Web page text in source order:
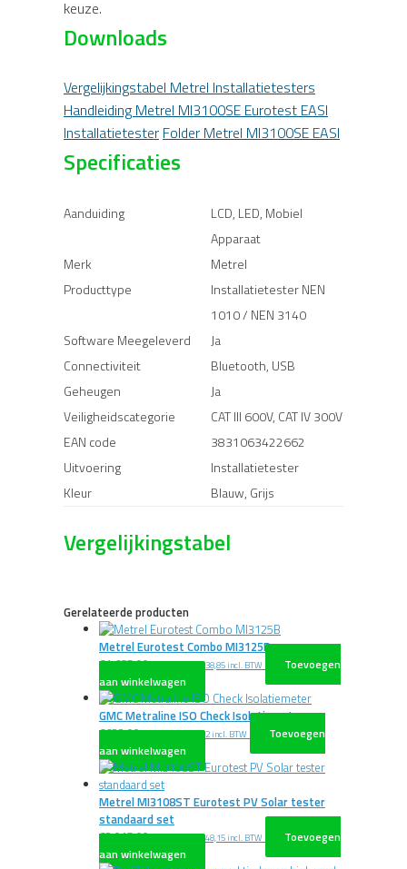
keuze.
Downloads
Vergelijkingstabel Metrel Installatietesters
Handleiding Metrel MI3100SE Eurotest EASI
Installatietester Folder Metrel MI3100SE EASI
Specificaties
Aanduiding
LCD, LED, Mobiel
Apparaat
Merk
Metrel
Producttype
Installatietester NEN
1010 / NEN 3140
Software Meegeleverd
Ja
Connectiviteit
Bluetooth, USB
Geheugen
Ja
Veiligheidscategorie
CAT III 600V, CAT IV 300V
EAN code
3831063422662
Uitvoering
Installatietester
Kleur
Blauw, Grijs
Vergelijkingstabel
Gerelateerde producten
Metrel Eurotest Combo MI3125B
€1.685,00 excl. BTW€2.038,85 incl. BTW
Toevoegen
aan winkelwagen
GMC Metraline ISO Check Isolatiemeter
€622,00 excl. BTW€752,62 incl. BTW
Toevoegen
aan winkelwagen
Metrel MI3108ST Eurotest PV Solar tester
standaard set
€3.015,00 excl. BTW€3.648,15 incl. BTW
Toevoegen
aan winkelwagen